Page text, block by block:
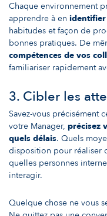
Chaque environnement
apprendre à en
habitudes et façon de
bonnes pratiques. De
compétences de vos
familiariser rapidement
3. Cibler les
Savez-vous précisément
votre Manager, précisez
quels délais. Quels
disposition pour réaliser
quelles personnes
interagir.
Quelque chose ne vous